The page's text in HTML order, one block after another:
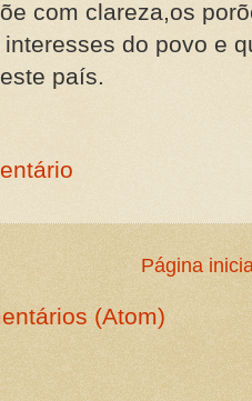
com clareza,os
do povo e
país.
Página
(Atom)